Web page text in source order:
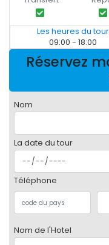
Les heures du tour
09:00 - 18:00
Réservez
Nom
La date du tour
Téléphone
Nom de l'Hotel